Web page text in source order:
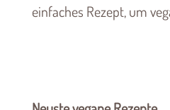
einfaches Rezept, um